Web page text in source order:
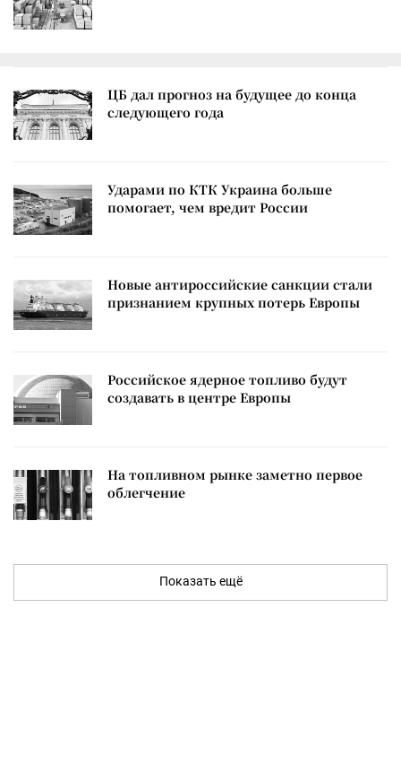
ЦБ дал прогноз на будущее до конца
следующего года
Ударами по КТК Украина больше
помогает, чем вредит России
Новые антироссийские санкции стали
признанием крупных потерь Европы
Российское ядерное топливо будут
создавать в центре Европы
На топливном рынке заметно первое
облегчение
Показать ещё